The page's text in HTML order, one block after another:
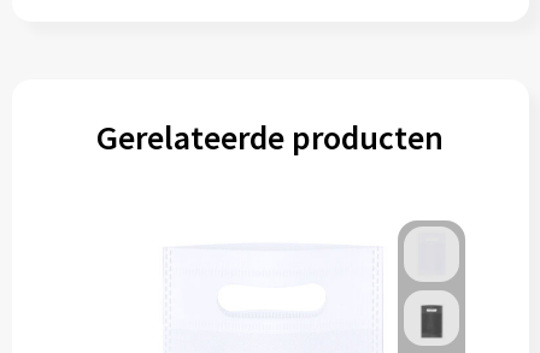
ZonnebrillenGerelateerde producten